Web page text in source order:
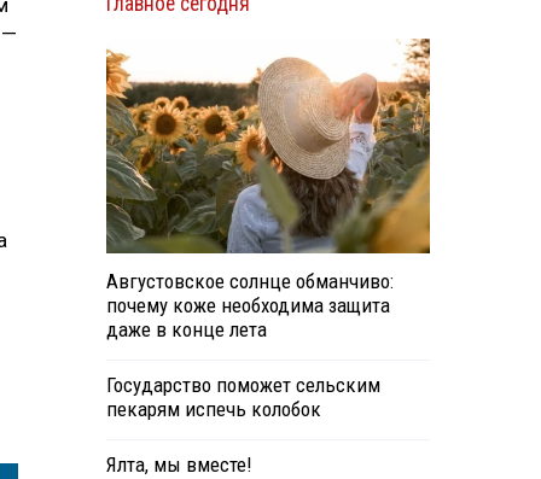
—
Августовское солнце обманчиво:
почему коже необходима защита
даже в конце лета
Государство поможет сельским
пекарям испечь колобок
Ялта, мы вместе!